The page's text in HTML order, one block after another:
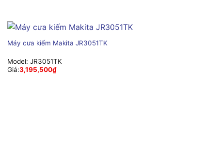
Máy cưa kiếm Makita JR3051TK
Model: JR3051TK
Giá:3,195,500₫